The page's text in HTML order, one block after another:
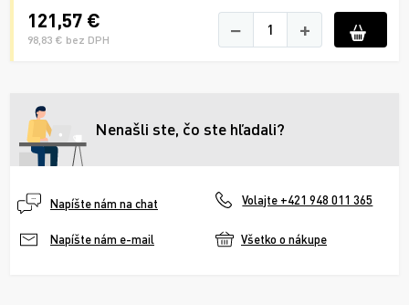
121,57 €
98,83 € bez DPH − +
Nenašli ste, čo ste hľadali?
Napíšte nám na chat Volajte +421 948 011 365
Napíšte nám e-mail Všetko o nákupe